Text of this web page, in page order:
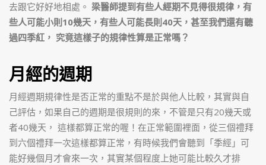
去跟它好好地相處。 梁醫師提到有些人經期不見得很規律，有
些人可能小則10幾天，有些人可能長則40天，甚至我們還有聽
過四季紅， 究竟這樣子的規律性算是正常嗎？
月經的週期
月經週期規律性是否正常的重點不是於與他人比較，其實與自
己評估，如果自己的週期是很規則的來，不管是只有20幾天或
者40幾天， 這樣都算正常的喔！在正常範圍裡面，從三個禮拜
到六個禮拜一次這樣都算正常，有時候我們會聽到「季經」可
能好幾個月才會來一次，其實某個程度上她可能比較久才排